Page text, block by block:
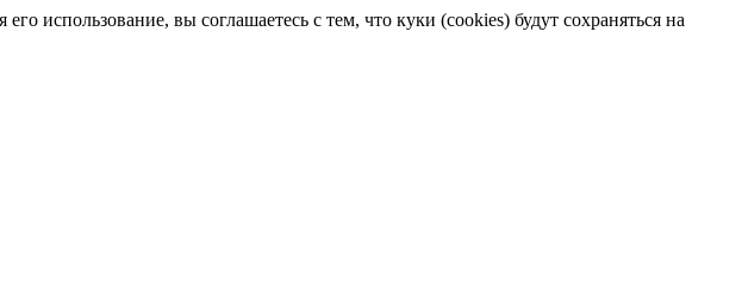
использование, вы соглашаетесь с тем, что куки (cookies) будут сохраняться на